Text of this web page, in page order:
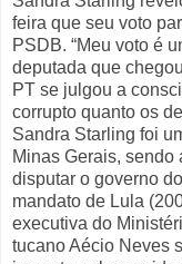
feira que seu voto
PSDB. “Meu voto é
deputada que
PT se julgou a
corrupto quanto os
Sandra Starling foi
Minas Gerais,
disputar o governo
mandato de Lula
executiva do
tucano Aécio Neves